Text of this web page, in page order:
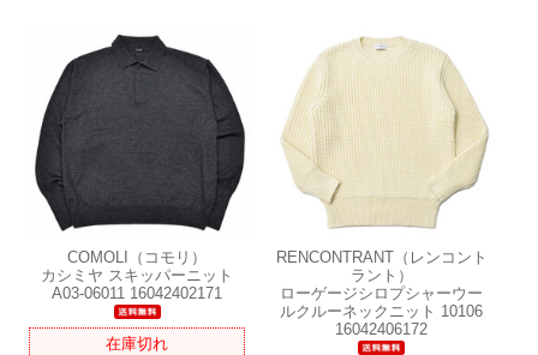
COMOLI（コモリ）
カシミヤ スキッパーニット
A03-06011 16042402171
在庫切れ
RENCONTRANT（レンコント
ラント）
ローゲージシロプシャーウー
ルクルーネックニット 10106
16042406172